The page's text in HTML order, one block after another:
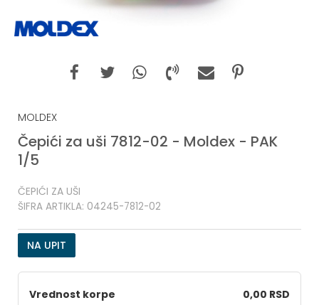
MOLDEX
Čepići za uši 7812-02 - Moldex - PAK
1/5
ČEPIĆI ZA UŠI
ŠIFRA ARTIKLA: 04245-7812-02
NA UPIT
Vrednost korpe 0,00 RSD